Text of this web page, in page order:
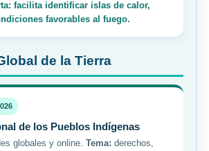
facilita identificar islas de calor,
favorables al fuego.
de la Tierra
de los Pueblos Indígenas
globales y online. Tema: derechos,